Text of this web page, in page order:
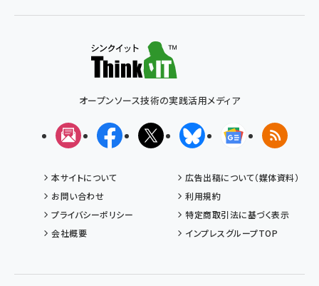
オープンソース技術の実践活用メディア
メルマガFacebookX(エックス)BlueskyGoogleニュ
RSS
本サイトについて
広告出稿について（媒体資料）
お問い合わせ
利用規約
プライバシーポリシー
特定商取引法に基づく表示
会社概要
インプレスグループTOP